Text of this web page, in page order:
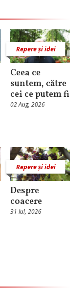
Repere și idei
Ceea ce
suntem, către
cei ce putem fi
02 Aug, 2026
Repere și idei
Despre
coacere
31 Iul, 2026